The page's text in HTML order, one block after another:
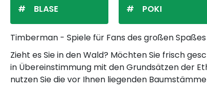
BLASE POKI
Timberman - Spiele für Fans des großen Spaßes
Zieht es Sie in den Wald? Möchten Sie frisch
in Übereinstimmung mit den Grundsätzen der
nutzen Sie die vor Ihnen liegenden